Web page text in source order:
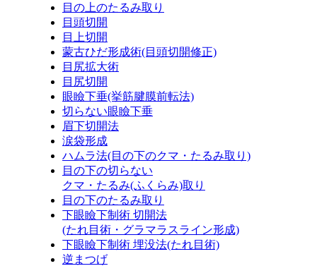
目の上のたるみ取り
目頭切開
目上切開
蒙古ひだ形成術(目頭切開修正)
目尻拡大術
目尻切開
眼瞼下垂(挙筋腱膜前転法)
切らない眼瞼下垂
眉下切開法
涙袋形成
ハムラ法(目の下のクマ・たるみ取り)
目の下の切らない
クマ・たるみ(ふくらみ)取り
目の下のたるみ取り
下眼瞼下制術 切開法
(たれ目術・グラマラスライン形成)
下眼瞼下制術 埋没法(たれ目術)
逆まつげ